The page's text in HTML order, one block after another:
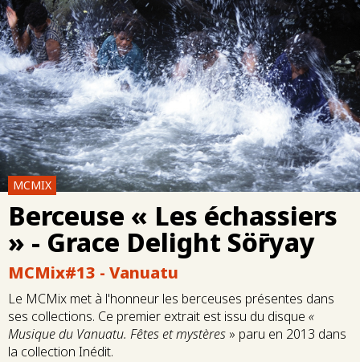
MCMIX
Berceuse « Les échassiers
» - Grace Delight Sör̄yay
MCMix#13 - Vanuatu
Le MCMix met à l'honneur les berceuses présentes dans
ses collections. Ce premier extrait est issu du disque «
Musique du Vanuatu. Fêtes et mystères » paru en 2013 dans
la collection Inédit.